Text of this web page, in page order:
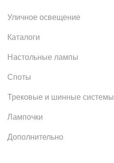
Уличное освещение
Каталоги
Настольные лампы
Споты
Трековые и шинные системы
Лампочки
Дополнительно